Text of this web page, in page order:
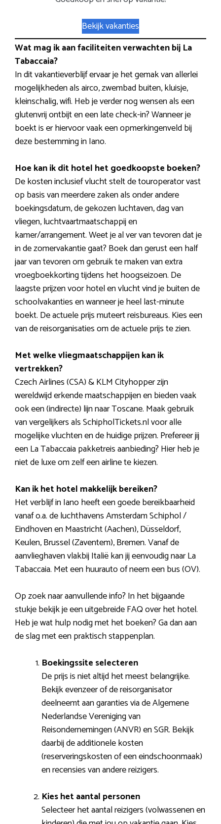
Bekijk vakanties
Wat mag ik aan faciliteiten verwachten bij La
Tabaccaia?
In dit vakantieverblijf ervaar je het gemak van allerlei
mogelijkheden als airco, zwembad buiten, kluisje,
kleinschalig, wifi. Heb je verder nog wensen als een
glutenvrij ontbijt en een late check-in? Wanneer je
boekt is er hiervoor vaak een opmerkingenveld bij
deze bestemming in Iano.
Hoe kan ik dit hotel het goedkoopste boeken?
De kosten inclusief vlucht stelt de touroperator vast
op basis van meerdere zaken als onder andere
boekingsdatum, de gekozen luchtaven, dag van
vliegen, luchtvaartmaatschappij en
kamer/arrangement. Weet je al ver van tevoren dat je
in de zomervakantie gaat? Boek dan gerust een half
jaar van tevoren om gebruik te maken van extra
vroegboekkorting tijdens het hoogseizoen. De
laagste prijzen voor hotel en vlucht vind je buiten de
schoolvakanties en wanneer je heel last-minute
boekt. De actuele prijs muteert reisbureaus. Kies een
van de reisorganisaties om de actuele prijs te zien.
Met welke vliegmaatschappijen kan ik
vertrekken?
Czech Airlines (CSA) & KLM Cityhopper zijn
wereldwijd erkende maatschappijen en bieden vaak
ook een (indirecte) lijn naar Toscane. Maak gebruik
van vergelijkers als SchipholTickets.nl voor alle
mogelijke vluchten en de huidige prijzen. Prefereer jij
een La Tabaccaia pakketreis aanbieding? Hier heb je
niet de luxe om zelf een airline te kiezen.
Kan ik het hotel makkelijk bereiken?
Het verblijf in Iano heeft een goede bereikbaarheid
vanaf o.a. de luchthavens Amsterdam Schiphol /
Eindhoven en Maastricht (Aachen), Düsseldorf,
Keulen, Brussel (Zaventem), Bremen. Vanaf de
aanvlieghaven vlakbij Italië kan jij eenvoudig naar La
Tabaccaia. Met een huurauto of neem een bus (OV).
Op zoek naar aanvullende info? In het bijgaande
stukje bekijk je een uitgebreide FAQ over het hotel.
Heb je wat hulp nodig met het boeken? Ga dan aan
de slag met een praktisch stappenplan.
Boekingssite selecteren
De prijs is niet altijd het meest belangrijke.
Bekijk evenzeer of de reisorganisator
deelneemt aan garanties via de Algemene
Nederlandse Vereniging van
Reisondernemingen (ANVR) en SGR. Bekijk
daarbij de additionele kosten
(reserveringskosten of een eindschoonmaak)
en recensies van andere reizigers.
Kies het aantal personen
Selecteer het aantal reizigers (volwassenen en